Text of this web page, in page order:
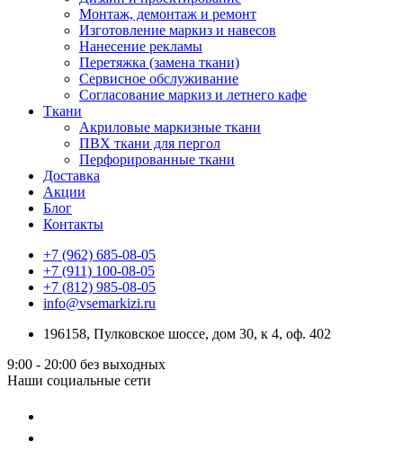
Монтаж, демонтаж и ремонт
Изготовление маркиз и навесов
Нанесение рекламы
Перетяжка (замена ткани)
Сервисное обслуживание
Согласование маркиз и летнего кафе
Ткани
Акриловые маркизные ткани
ПВХ ткани для пергол
Перфорированные ткани
Доставка
Акции
Блог
Контакты
+7 (962) 685-08-05
+7 (911) 100-08-05
+7 (812) 985-08-05
info@vsemarkizi.ru
196158, Пулковское шоссе, дом 30, к 4, оф. 402
9:00 - 20:00 без выходных
Наши социальные сети